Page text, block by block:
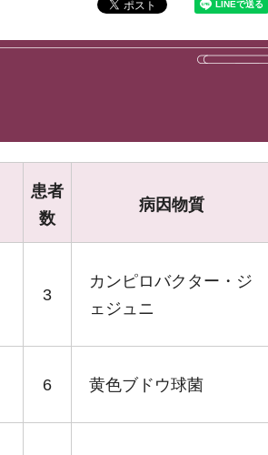
患者
数
病因物質
3
カンピロバクター・ジ
ェジュニ
6 黄色ブドウ球菌